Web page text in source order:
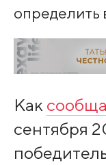
определить
Как
сентября